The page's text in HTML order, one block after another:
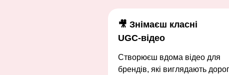
Створюєш вдома відео для
брендів, які виглядають
🎥 Знімаєш класні
UGC-відео